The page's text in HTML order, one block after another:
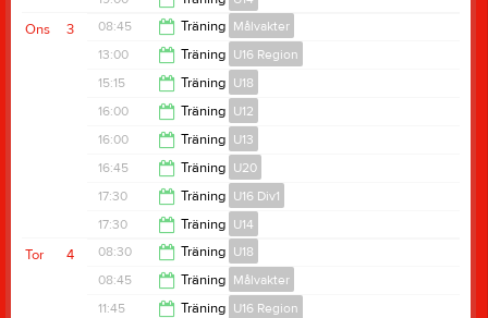
20:00
20:00
3
Ons 08:45 Träning Målvakter
10:00
13:00 Träning U16 Region
14:15
15:15 Träning U18
16:30
16:00 Träning U12
17:15
16:00 Träning U13
17:15
16:45 Träning U20
18:00
17:30 Träning U16 Div1
18:45
17:30 Träning U14
18:45
4
Tor 08:30 Träning U18
09:45
08:45 Träning Målvakter
11:45 Träning U16 Region